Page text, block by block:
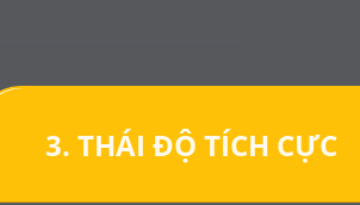
3. THÁI ĐỘ TÍCH CỰC